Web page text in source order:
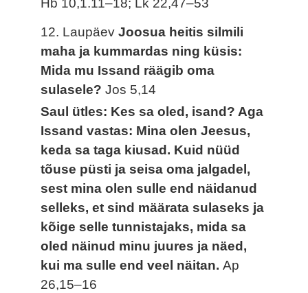
Hb 10,1.11–18; Lk 22,47–53
12. LaupäevJoosua heitis silmili
maha ja kummardas ning küsis:
Mida mu Issand räägib oma
sulasele?Jos 5,14
Saul ütles: Kes sa oled, isand? Aga
Issand vastas: Mina olen Jeesus,
keda sa taga kiusad. Kuid nüüd
tõuse püsti ja seisa oma jalgadel,
sest mina olen sulle end näidanud
selleks, et sind määrata sulaseks ja
kõige selle tunnistajaks, mida sa
oled näinud minu juures ja näed,
kui ma sulle end veel näitan.Ap
26,15–16